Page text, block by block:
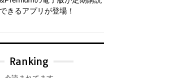
できるアプリが登場！
Ranking